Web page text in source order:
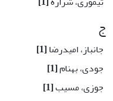
ج
جانباز، امیدرضا[1]
جودی، بهنام[1]
جوزی، مسیب[1]